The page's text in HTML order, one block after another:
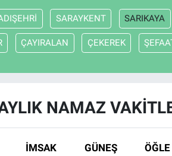
SARAYKENT SARIKAYA
ÇAYIRALAN ÇEKEREK
NAMAZ
İMSAK GÜNEŞ ÖĞLE